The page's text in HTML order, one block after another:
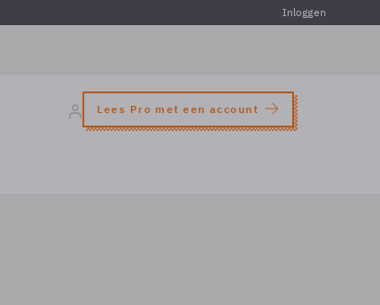
Inloggen
Lees Pro met een account